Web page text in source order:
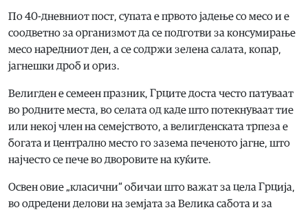
По 40-дневниот пост, супата е првото јадење со месо и е
соодветно за организмот да се подготви за консумирање
месо наредниот ден, а се содржи зелена салата, копар,
јагнешки дроб и ориз.
Велигден е семеен празник, Грците доста често патуваат
во родните места, во селата од каде што потекнуваат тие
или некој член на семејството, а велигденската трпеза е
богата и централно место го зазема печеното јагне, што
најчесто се пече во дворовите на куќите.
Освен овие „класични“ обичаи што важат за цела Грција,
во одредени делови на земјата за Велика сабота и за